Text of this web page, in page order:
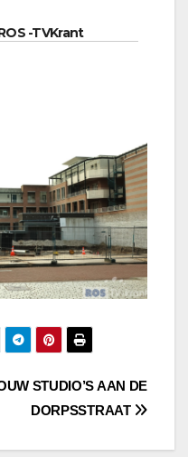
-TVKrant
STUDIO’S AAN DE
DORPSSTRAAT